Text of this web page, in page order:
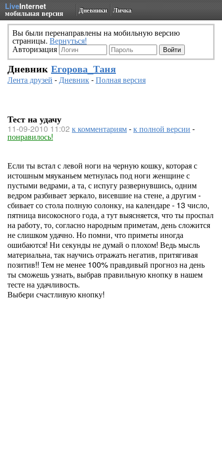
LiveInternet
мобильная версия Дневники Личка
Вы были перенаправлены на мобильную версию
страницы. Вернуться!
Авторизация
Дневник Егорова_Таня
Лента друзей -Дневник-Полная версия
Тест на удачу
11-09-2010 11:02 к комментариям-к полной версии -
понравилось!
Если ты встал с левой ноги на черную кошку, которая с
истошным мяуканьем метнулась под ноги женщине с
пустыми ведрами, а та, с испугу развернувшись, одним
ведром разбивает зеркало, висевшие на стене, а другим -
сбивает со стола полную солонку, на календаре - 13 число,
пятница високосного года, а тут выясняется, что ты проспал
на работу, то, согласно народным приметам, день сложится
не слишком удачно. Но помни, что приметы иногда
ошибаются! Ни секунды не думай о плохом! Ведь мысль
материальна, так научись отражать негатив, притягивая
позитив!! Тем не менее 100% правдивый прогноз на день
ты сможешь узнать, выбрав правильную кнопку в нашем
тесте на удачливость.
Выбери счастливую кнопку!